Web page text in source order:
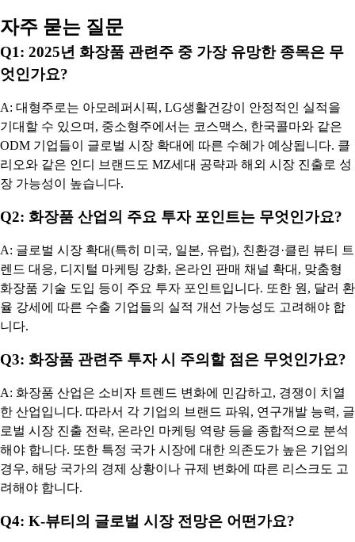
자주 묻는 질문
Q1: 2025년 화장품 관련주 중 가장 유망한 종목은 무
엇인가요?
A: 대형주로는 아모레퍼시픽, LG생활건강이 안정적인 실적을
기대할 수 있으며, 중소형주에서는 코스맥스, 한국콜마와 같은
ODM 기업들이 글로벌 시장 확대에 따른 수혜가 예상됩니다. 클
리오와 같은 인디 브랜드도 MZ세대 공략과 해외 시장 진출로 성
장 가능성이 높습니다.
Q2: 화장품 산업의 주요 투자 포인트는 무엇인가요?
A: 글로벌 시장 확대(특히 미국, 일본, 유럽), 친환경·클린 뷰티 트
렌드 대응, 디지털 마케팅 강화, 온라인 판매 채널 확대, 맞춤형
화장품 기술 도입 등이 주요 투자 포인트입니다. 또한 원, 달러 환
율 강세에 따른 수출 기업들의 실적 개선 가능성도 고려해야 합
니다.
Q3: 화장품 관련주 투자 시 주의할 점은 무엇인가요?
A: 화장품 산업은 소비자 트렌드 변화에 민감하고, 경쟁이 치열
한 산업입니다. 따라서 각 기업의 브랜드 파워, 연구개발 능력, 글
로벌 시장 진출 전략, 온라인 마케팅 역량 등을 종합적으로 분석
해야 합니다. 또한 특정 국가 시장에 대한 의존도가 높은 기업의
경우, 해당 국가의 경제 상황이나 규제 변화에 따른 리스크도 고
려해야 합니다.
Q4: K-뷰티의 글로벌 시장 전망은 어떤가요?